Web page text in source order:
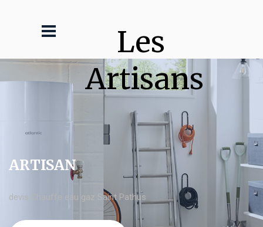
Les
Artisans
ARTISAN
devis Chauffe eau gaz Saint Pathus